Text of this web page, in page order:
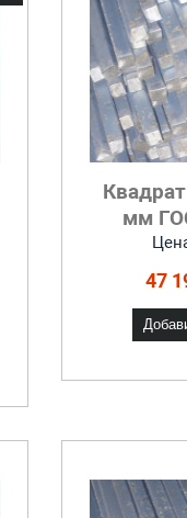
мм
47